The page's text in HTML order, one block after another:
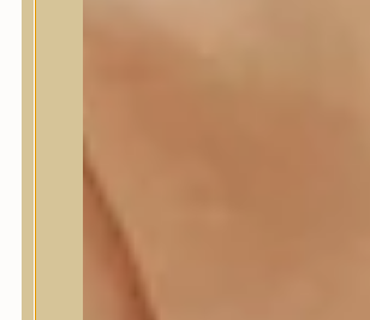
Skin&Lab
SKIN1004